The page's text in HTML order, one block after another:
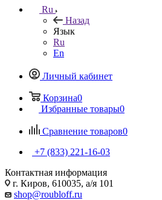
Ru
Назад
Язык
Ru
En
Личный кабинет
Корзина0
Избранные товары0
Сравнение товаров0
+7 (833) 221-16-03
Контактная информация
г. Киров, 610035, а/я 101
shop@roubloff.ru